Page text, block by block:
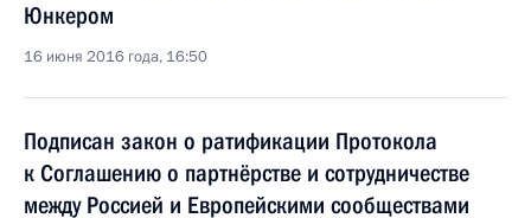
Юнкером
16 июня 2016 года, 16:50
Подписан закон о ратификации Протокола
к Соглашению о партнёрстве и сотрудничестве
между Россией и Европейскими сообществами